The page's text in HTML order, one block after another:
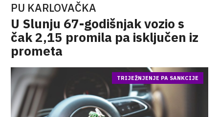
PU KARLOVAČKA
U Slunju 67-godišnjak vozio s
čak 2,15 promila pa isključen iz
prometa
TRIJEŽNJENJE PA SANKCIJE